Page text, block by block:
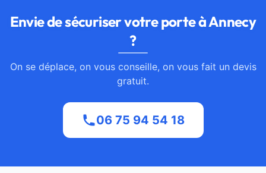
Envie de sécuriser votre porte à Annecy
?
On se déplace, on vous conseille, on vous fait un devis
gratuit.
06 75 94 54 18